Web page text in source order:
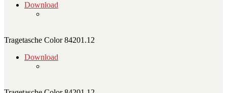
Download
Tragetasche Color 84201.12
Download